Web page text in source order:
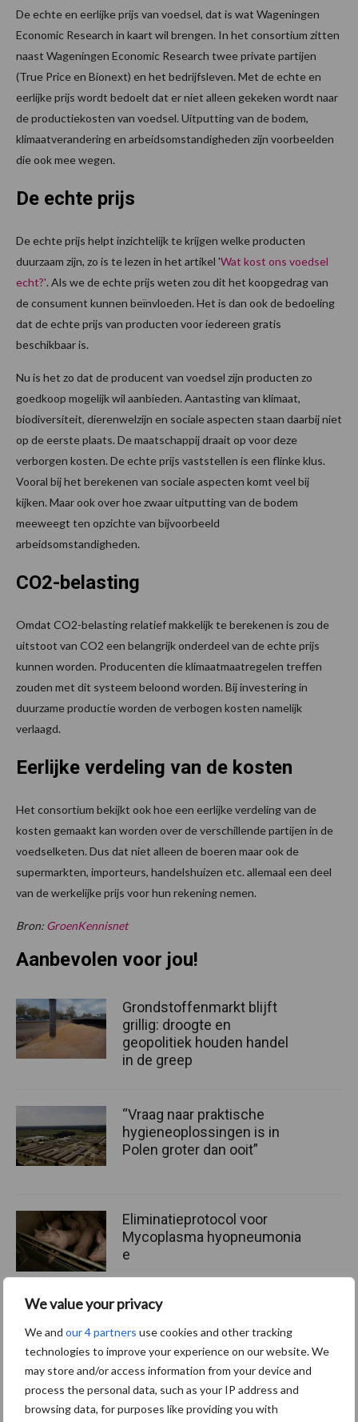
We value your privacy
We and our 4 partners use cookies and other tracking
technologies to improve your experience on our website. We
may store and/or access information from your device and
process the personal data, such as your IP address and
browsing data, for purposes like providing you with
De echte en eerlijke prijs van voedsel, dat is wat Wageningen
Economic Research in kaart wil brengen. In het consortium zitten
naast Wageningen Economic Research twee private partijen
(True Price en Bionext) en het bedrijfsleven. Met de echte en
eerlijke prijs wordt bedoelt dat er niet alleen gekeken wordt naar
de productiekosten van voedsel. Uitputting van de bodem,
klimaatverandering en arbeidsomstandigheden zijn voorbeelden
die ook mee wegen.
De echte prijs
De echte prijs helpt inzichtelijk te krijgen welke producten
duurzaam zijn, zo is te lezen in het artikel 'Wat kost ons voedsel
echt?'. Als we de echte prijs weten zou dit het koopgedrag van
de consument kunnen beïnvloeden. Het is dan ook de bedoeling
dat de echte prijs van producten voor iedereen gratis
beschikbaar is.
Nu is het zo dat de producent van voedsel zijn producten zo
goedkoop mogelijk wil aanbieden. Aantasting van klimaat,
biodiversiteit, dierenwelzijn en sociale aspecten staan daarbij niet
op de eerste plaats. De maatschappij draait op voor deze
verborgen kosten. De echte prijs vaststellen is een flinke klus.
Vooral bij het berekenen van sociale aspecten komt veel bij
kijken. Maar ook over hoe zwaar uitputting van de bodem
meeweegt ten opzichte van bijvoorbeeld
arbeidsomstandigheden.
CO2-belasting
Omdat CO2-belasting relatief makkelijk te berekenen is zou de
uitstoot van CO2 een belangrijk onderdeel van de echte prijs
kunnen worden. Producenten die klimaatmaatregelen treffen
zouden met dit systeem beloond worden. Bij investering in
duurzame productie worden de verbogen kosten namelijk
verlaagd.
Eerlijke verdeling van de kosten
Het consortium bekijkt ook hoe een eerlijke verdeling van de
kosten gemaakt kan worden over de verschillende partijen in de
voedselketen. Dus dat niet alleen de boeren maar ook de
supermarkten, importeurs, handelshuizen etc. allemaal een deel
van de werkelijke prijs voor hun rekening nemen.
Bron: GroenKennisnet
Aanbevolen voor jou!
Grondstoffenmarkt blijft
grillig: droogte en
geopolitiek houden handel
in de greep
“Vraag naar praktische
hygieneoplossingen is in
Polen groter dan ooit”
Eliminatieprotocol voor
Mycoplasma hyopneumonia
e
Themapagina
Diergezondheid Fokkerij Huisvesting